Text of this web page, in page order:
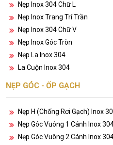
Nẹp Inox 304 Chữ L
Nẹp Inox Trang Trí Trần
Nẹp Inox 304 Chữ V
Nẹp Inox Góc Tròn
Nẹp La Inox 304
La Cuộn Inox 304
NẸP GÓC - ỐP GẠCH
Nẹp H (chống Rơi Gạch) Inox
Nẹp Góc Vuông 1 Cánh Inox
Nẹp Góc Vuông 2 Cánh Inox